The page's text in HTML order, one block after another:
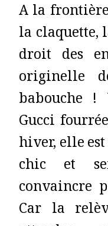
A la
la claquette,
droit des
originelle
babouche !
Gucci
hiver, elle
chic et
convaincre
Car la